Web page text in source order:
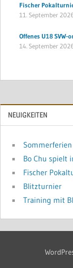
Fischer
11. September
Offenes U18
14. September
NEUIGKEITEN
Sommerferien
Bo Chu spielt
Fischer
Blitzturnier
Training mit